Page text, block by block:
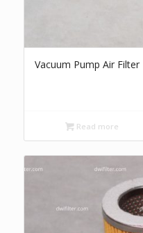
Vacuum Pump Air Filter
Read more